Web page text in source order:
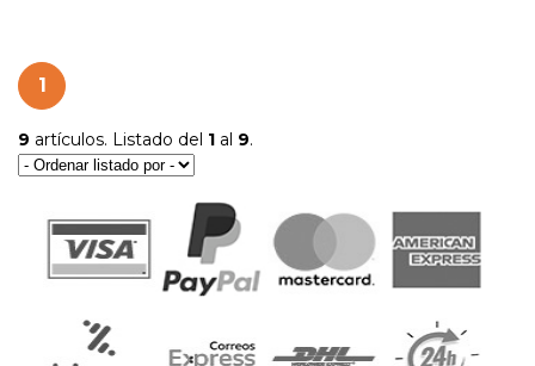
1
9 artículos. Listado del 1 al 9.